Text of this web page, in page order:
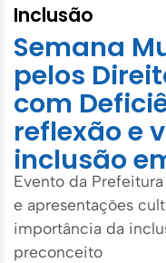
Inclusão
Semana
pelos
com
reflexão e
inclusão
Evento da
e apresentações
importância da
preconceito